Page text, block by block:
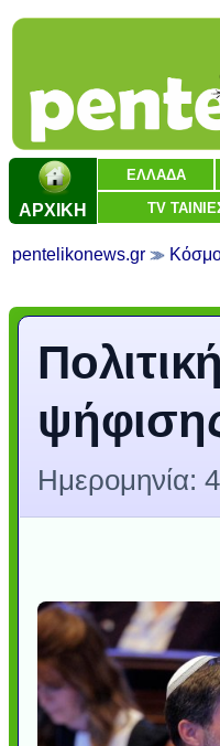
ΑΡΧΙΚΗ
ΕΛΛΑΔΑ
TV
pentelikonews.gr
Ημερομηνία: